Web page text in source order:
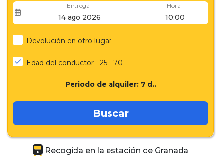
Entrega Hora
Devolución en otro lugar
Edad del conductor 25 - 70
Periodo de alquiler: 7 d..
Buscar
Recogida en la estación de Granada